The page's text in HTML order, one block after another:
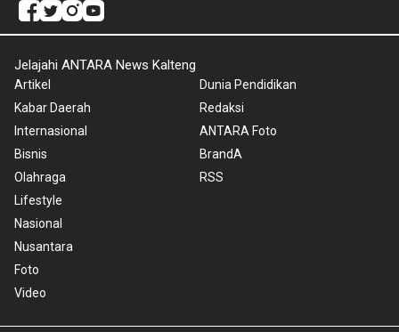
Jelajahi ANTARA News Kalteng
Artikel
Kabar Daerah
Internasional
Bisnis
Olahraga
Lifestyle
Nasional
Nusantara
Foto
Video
Dunia Pendidikan
Redaksi
ANTARA Foto
BrandA
RSS